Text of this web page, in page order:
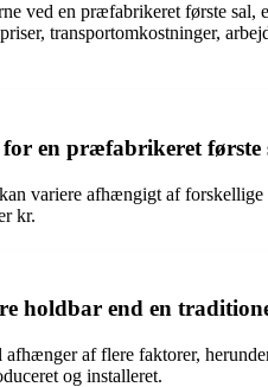
ved en præfabrikeret første
transportomkostninger,
en præfabrikeret første
variere afhængigt af
kr.
holdbar end en
af flere faktorer,
og installeret.